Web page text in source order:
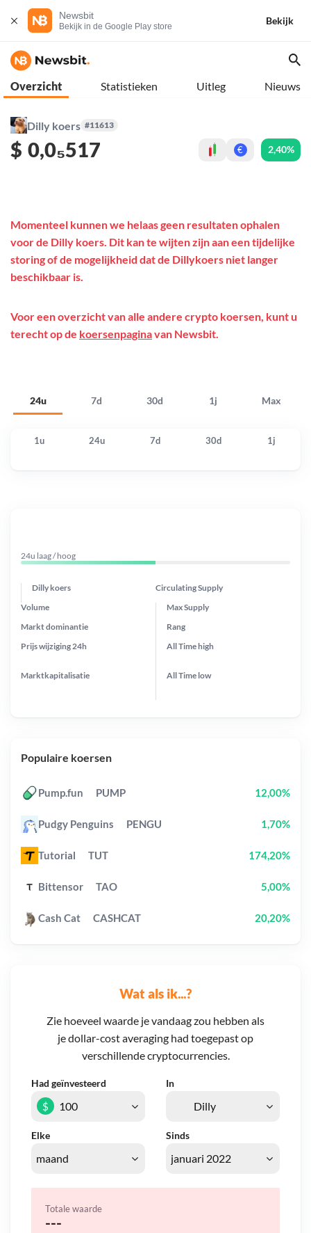
Newsbit
Bekijk in de Google Play store
Bekijk
Overzicht Statistieken Uitleg Nieuws
Dilly koers #11613
$ 0,0₅517 € 2,40%
24u 7d 30d 1j Max
Momenteel kunnen we helaas geen resultaten ophalen
voor de Dilly koers. Dit kan te wijten zijn aan een tijdelijke
storing of de mogelijkheid dat de Dillykoers niet langer
beschikbaar is.
Voor een overzicht van alle andere crypto koersen, kunt u
terecht op de koersenpaginavan Newsbit.
1u 24u 7d 30d 1j
Wat als ik...?
Zie hoeveel waarde je vandaag zou hebben als
je dollar-cost averaging had toegepast op
verschillende cryptocurrencies.
Had geïnvesteerd In
Elke Sinds
$
Totale waarde
---
24u laag / hoog
Dilly koers Circulating Supply
Prijs wijziging 24h
Max Supply
Markt dominantie
Marktkapitalisatie
Volume
Rang
All Timehigh
All Time low
Populaire koersen
Pump.fun PUMP 12,00%
Pudgy Penguins PENGU 1,70%
Tutorial TUT 174,20%
Bittensor TAO 5,00%
Cash Cat CASHCAT 20,20%